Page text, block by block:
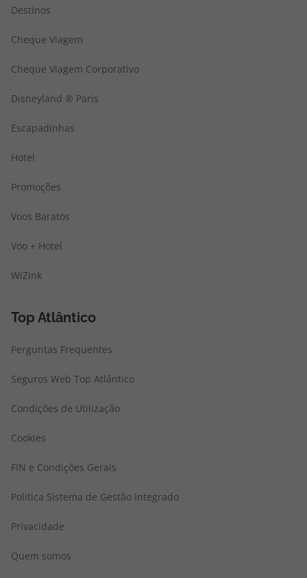
Destinos
Cheque Viagem
Cheque Viagem Corporativo
Disneyland ® Paris
Escapadinhas
Hotel
Promoções
Voos Baratos
Voo + Hotel
WiZink
Top Atlântico
Perguntas Frequentes
Seguros Web Top Atlântico
Condições de Utilização
Cookies
FIN e Condições Gerais
Politica Sistema de Gestão Integrado
Privacidade
Quem somos